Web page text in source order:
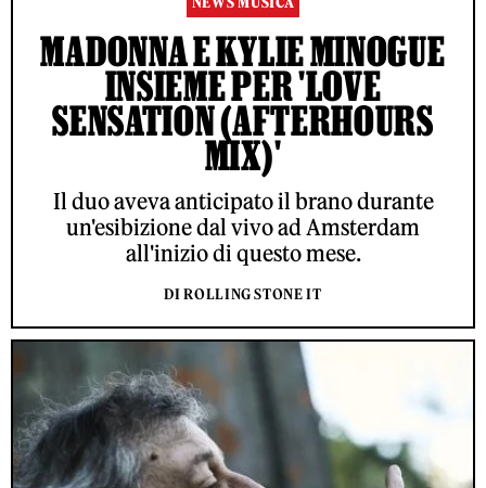
MADONNA E KYLIE MINOGUE
INSIEME PER 'LOVE
SENSATION (AFTERHOURS
MIX)'
Il duo aveva anticipato il brano durante
un'esibizione dal vivo ad Amsterdam
all'inizio di questo mese.
DI ROLLING STONE IT